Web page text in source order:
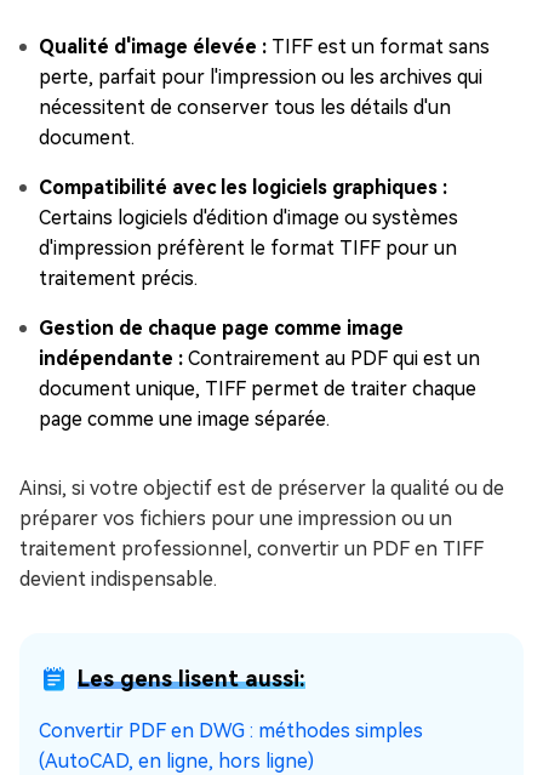
Qualité d'image élevée : TIFF est un format sans
perte, parfait pour l'impression ou les archives qui
nécessitent de conserver tous les détails d'un
document.
Compatibilité avec les logiciels graphiques :
Certains logiciels d'édition d'image ou systèmes
d'impression préfèrent le format TIFF pour un
traitement précis.
Gestion de chaque page comme image
indépendante : Contrairement au PDF qui est un
document unique, TIFF permet de traiter chaque
page comme une image séparée.
Ainsi, si votre objectif est de préserver la qualité ou de
préparer vos fichiers pour une impression ou un
traitement professionnel, convertir un PDF en TIFF
devient indispensable.
Les gens lisent aussi:
Convertir PDF en DWG : méthodes simples
(AutoCAD, en ligne, hors ligne)